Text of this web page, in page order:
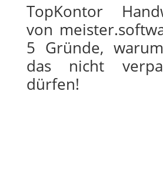
TopKontor
von
5 Gründe,
das nicht
dürfen!